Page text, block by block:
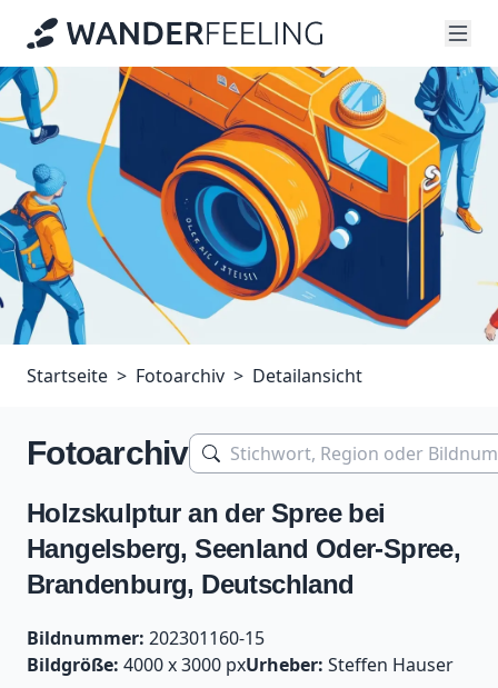
Startseite Fotoarchiv Detailansicht
Fotoarchiv
Holzskulptur an der Spree bei
Hangelsberg, Seenland Oder-Spree,
Brandenburg, Deutschland
Bildnummer: 202301160-15
Bildgröße: 4000 x 3000 pxUrheber: Steffen Hauser